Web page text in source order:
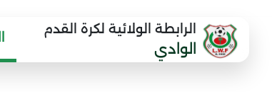
الرابطة الولائية لكرة القدم
الوادي